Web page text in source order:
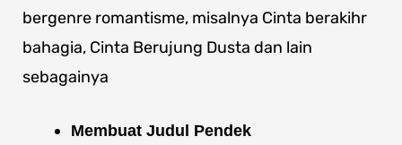
bergenre romantisme, misalnya Cinta berakihr
bahagia, Cinta Berujung Dusta dan lain
sebagainya
Membuat Judul Pendek